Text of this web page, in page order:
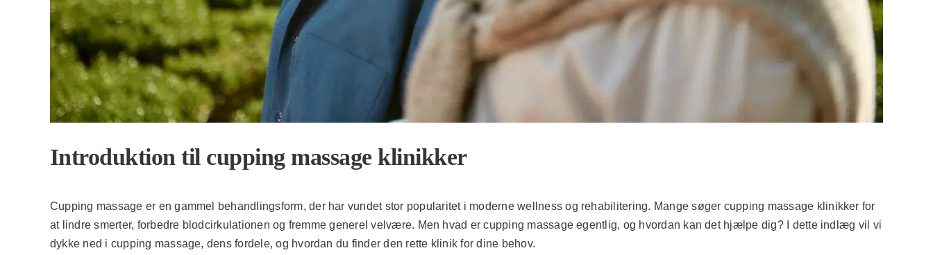
Introduktion til cupping massage klinikker
Cupping massage er en gammel behandlingsform, der har vundet stor popularitet i moderne wellness og rehabilitering. Mange søger cupping massage klinikker for
at lindre smerter, forbedre blodcirkulationen og fremme generel velvære. Men hvad er cupping massage egentlig, og hvordan kan det hjælpe dig? I dette indlæg vil vi
dykke ned i cupping massage, dens fordele, og hvordan du finder den rette klinik for dine behov.